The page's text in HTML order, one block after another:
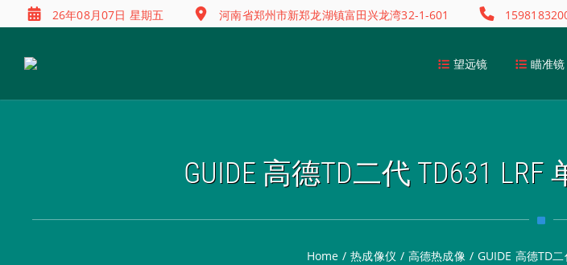
26年08月07日 星期五 河南省郑州市新郑龙湖镇富田兴龙湾32-1-601
望远镜 瞄准镜
GUIDE 高德TD二代 TD631
Home / 热成像仪 / 高德热成像 / GUIDE 高德TD